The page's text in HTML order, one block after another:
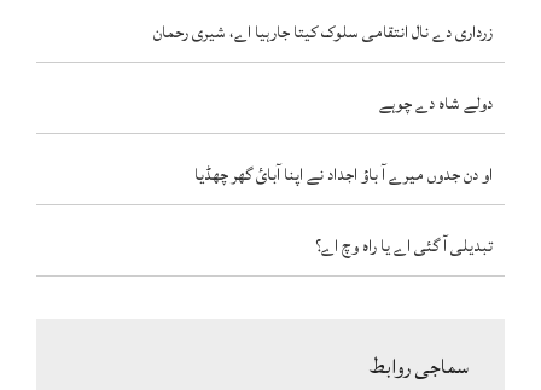
زرداری دے نال انتقامی سلوک کیتا جارہیا اے، شیری رحمان
دولے شاہ دے چوہے
او دن جدوں میرے آ باؤ اجداد نے اپنا آبائ گھر چھڈیا
تبدیلی آ گئی اے یا راہ وچ اے؟
سماجی روابط